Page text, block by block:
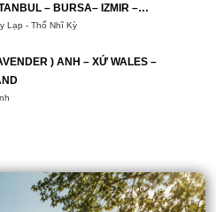
– BURSA– IZMIR –
– CAPPADOCIA – ISTANBUL
Lạp - Thổ Nhĩ Kỳ
) ANH – XỨ WALES –